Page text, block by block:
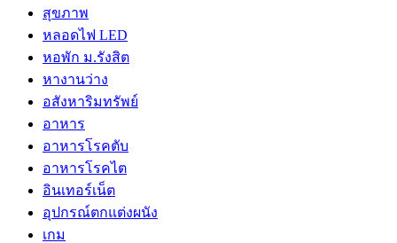
สุขภาพ
หลอดไฟ LED
หอพัก ม.รังสิต
หางานว่าง
อสังหาริมทรัพย์
อาหาร
อาหารโรคตับ
อาหารโรคไต
อินเทอร์เน็ต
อุปกรณ์ตกแต่งผนัง
เกม